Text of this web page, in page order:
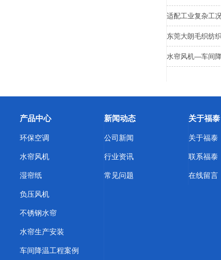
适配工业复杂工
东莞大朗毛织纺
水帘风机—车间
产品中心
环保空调
水帘风机
湿帘纸
负压风机
不锈钢水帘
水帘生产安装
车间降温工程案例
新闻动态
公司新闻
行业资讯
常见问题
关于福泰
关于福泰
联系福泰
在线留言